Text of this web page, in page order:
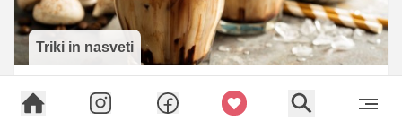
Triki in nasveti
Nepričakovana sestavina za boljšo ledeno kavo, ki
jo imate zagotovo doma